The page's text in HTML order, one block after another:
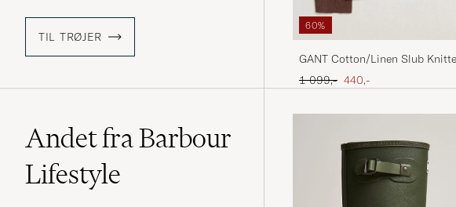
TIL TRØJER
60%
GANT Cotton/Linen Slub
Hazelnut Melange
Ordinary pris
1 099,- Nedsat pris
440,-
Andet fra Barbour
Lifestyle